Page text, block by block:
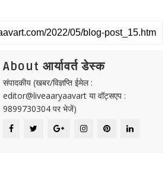
About आर्यावर्त डेस्क
संपादकीय (खबर/विज्ञप्ति ईमेल :
editor@liveaaryaavart या वॉट्सएप :
9899730304 पर भेजें)